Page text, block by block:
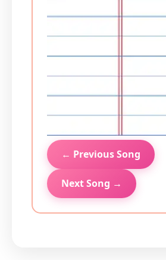
← Previous Song
Next Song →